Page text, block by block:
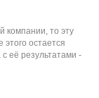
компании, то эту
остается
её результатами -